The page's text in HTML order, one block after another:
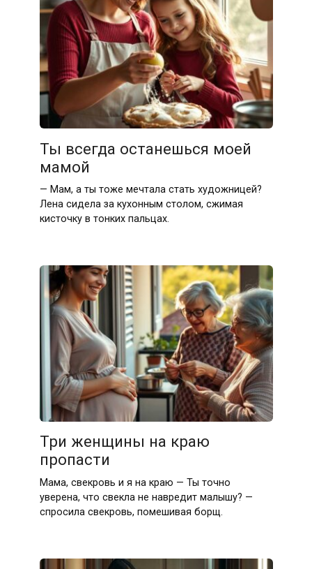
Ты всегда останешься моей
мамой
— Мам, а ты тоже мечтала стать художницей?
Лена сидела за кухонным столом, сжимая
кисточку в тонких пальцах.
Три женщины на краю
пропасти
Мама, свекровь и я на краю — Ты точно
уверена, что свекла не навредит малышу? —
спросила свекровь, помешивая борщ.